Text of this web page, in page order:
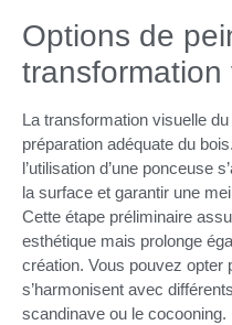
Options de
La transformation visuelle
préparation adéquate du
l’utilisation d’une ponceuse
la surface et garantir une
Cette étape préliminaire
esthétique mais prolonge
création. Vous pouvez opter
s’harmonisent avec
scandinave ou le